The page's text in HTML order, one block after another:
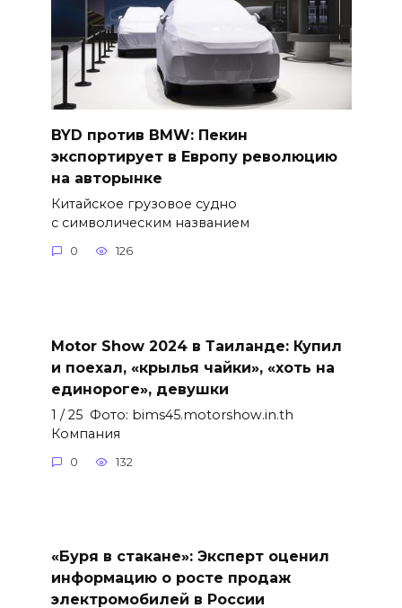
BYD против BMW: Пекин
экспортирует в Европу революцию
на авторынке
Китайское грузовое судно
с символическим названием
0 126
Motor Show 2024 в Таиланде: Купил
и поехал, «крылья чайки», «хоть на
единороге», девушки
1 / 25 Фото: bims45.motorshow.in.th
Компания
0 132
«Буря в стакане»: Эксперт оценил
информацию о росте продаж
электромобилей в России